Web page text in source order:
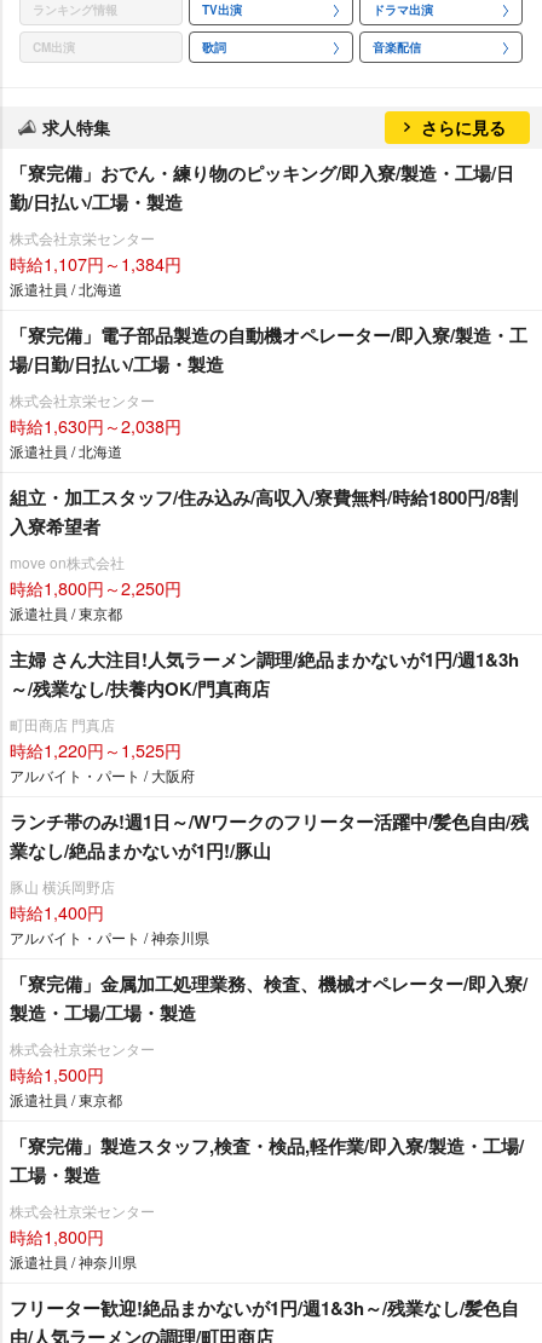
ランキング情報 TV出演 ドラマ出演
CM出演 歌詞 音楽配信
求人特集 さらに見る
「寮完備」おでん・練り物のピッキング/即入寮/製造・工場/日
勤/日払い/工場・製造
株式会社京栄センター
時給1,107円～1,384円
派遣社員 / 北海道
「寮完備」電子部品製造の自動機オペレーター/即入寮/製造・工
場/日勤/日払い/工場・製造
株式会社京栄センター
時給1,630円～2,038円
派遣社員 / 北海道
組立・加工スタッフ/住み込み/高収入/寮費無料/時給1800円/8割
入寮希望者
move on株式会社
時給1,800円～2,250円
派遣社員 / 東京都
主婦 さん大注目!人気ラーメン調理/絶品まかないが1円/週1&3h
～/残業なし/扶養内OK/門真商店
町田商店 門真店
時給1,220円～1,525円
アルバイト・パート / 大阪府
ランチ帯のみ!週1日～/Wワークのフリーター活躍中/髪色自由/残
業なし/絶品まかないが1円!/豚山
豚山 横浜岡野店
時給1,400円
アルバイト・パート / 神奈川県
「寮完備」金属加工処理業務、検査、機械オペレーター/即入寮/
製造・工場/工場・製造
株式会社京栄センター
時給1,500円
派遣社員 / 東京都
「寮完備」製造スタッフ,検査・検品,軽作業/即入寮/製造・工場/
工場・製造
株式会社京栄センター
時給1,800円
派遣社員 / 神奈川県
フリーター歓迎!絶品まかないが1円/週1&3h～/残業なし/髪色自
由/人気ラーメンの調理/町田商店